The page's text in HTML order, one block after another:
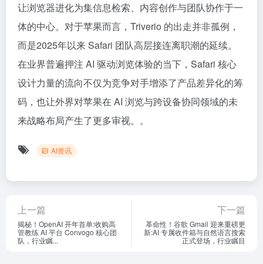
让浏览器进化为集信息检索、内容创作与团队协作于一
体的中心。对于苹果而言，Triverio 的出走并非孤例，
而是2025年以来 Safari 团队高层接连离职潮的延续。
在业界普遍押注 AI 驱动浏览体验的当下，Safari 核心
设计力量的流向不仅为竞争对手增添了产品差异化的筹
码，也让外界对苹果在 AI 浏览与跨设备协同领域的未
来战略布局产生了更多审视。。
AI资讯
上一篇
揭秘！​OpenAI 开年首单:收购高
管教练 AI 平台 Convogo 核心团
队，行业瞩...
下一篇
革命性！​谷歌 Gmail 迎来重磅更
新:AI 专属收件箱与自然语言搜索
正式登场，行业瞩目